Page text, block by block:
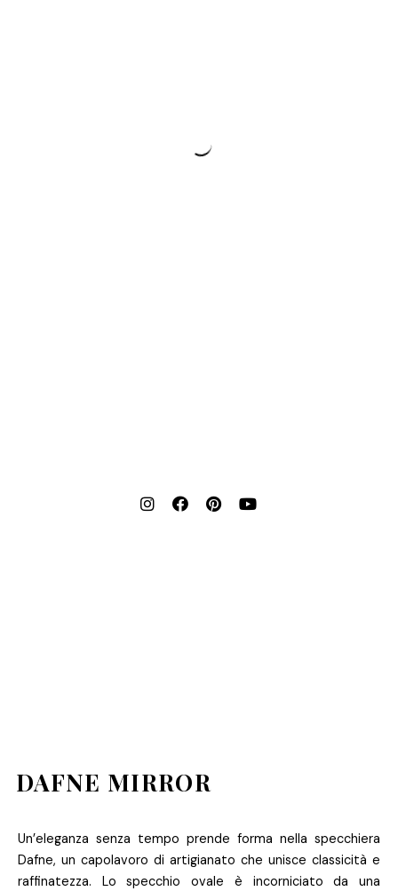
DAFNE MIRROR
Un’eleganza senza tempo prende forma nella specchiera
Dafne, un capolavoro di artigianato che unisce classicità e
raffinatezza. Lo specchio ovale è incorniciato da una